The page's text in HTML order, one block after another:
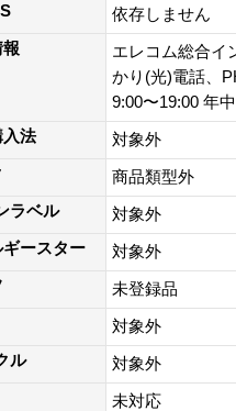
依存しません
エレコム総合イ
かり(光)電話、
9:00〜19:00 年
入法
対象外
商品類型外
ラベル
対象外
ギースター
対象外
未登録品
対象外
ル
対象外
未対応